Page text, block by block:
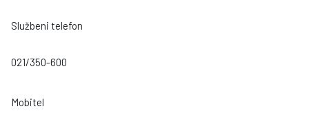
Službeni telefon
021/350-600
Mobitel